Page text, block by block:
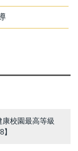
校園最高等級